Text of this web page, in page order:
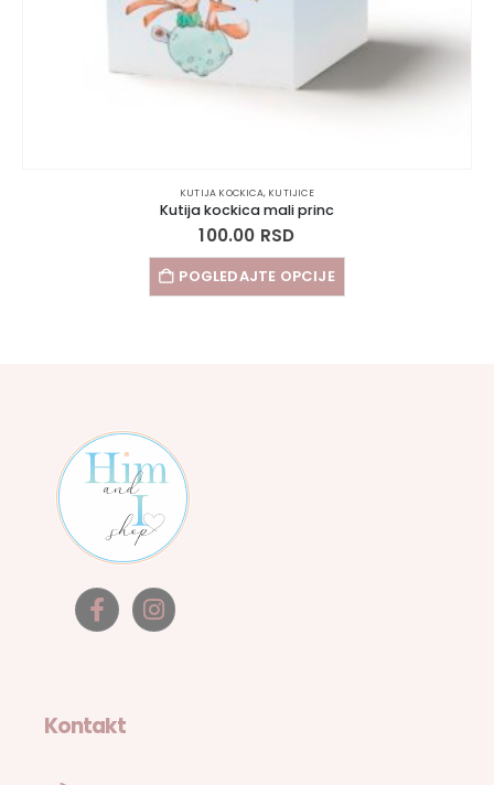
KUTIJA KOCKICA, KUTIJICE
Kutija kockica mali princ
100.00 RSD
POGLEDAJTE OPCIJE
Kontakt